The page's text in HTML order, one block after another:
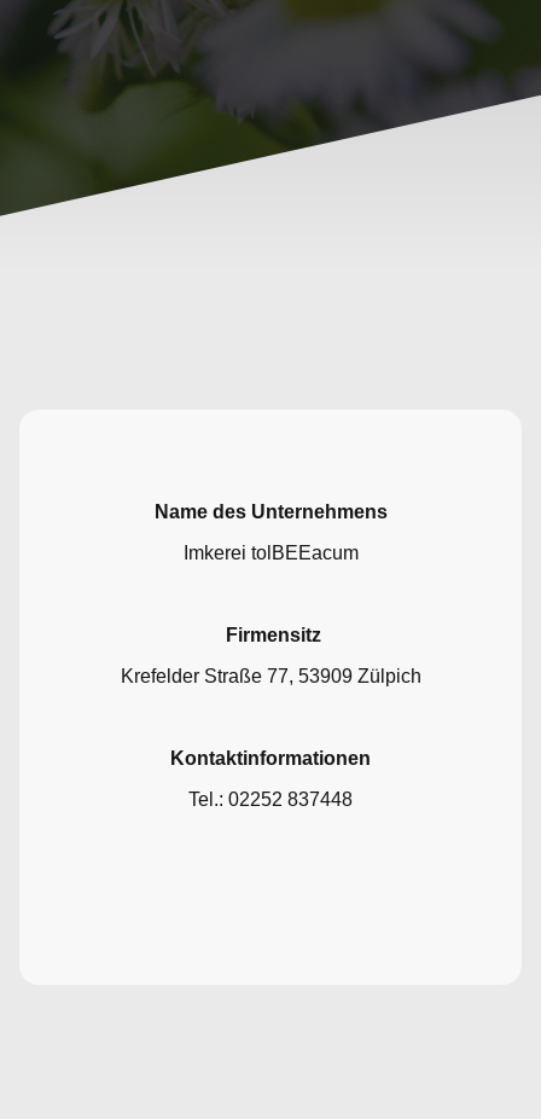
Name des Unternehmens
Imkerei tolBEEacum
Firmensitz
Krefelder Straße 77, 53909 Zülpich
Kontaktinformationen
Tel.: 02252 837448